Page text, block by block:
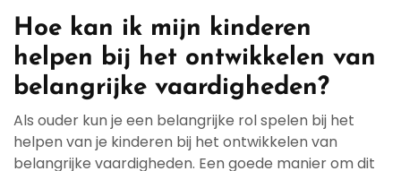
Hoe kan ik mijn kinderen
helpen bij het ontwikkelen van
belangrijke vaardigheden?
Als ouder kun je een belangrijke rol spelen bij het
helpen van je kinderen bij het ontwikkelen van
belangrijke vaardigheden. Een goede manier om dit